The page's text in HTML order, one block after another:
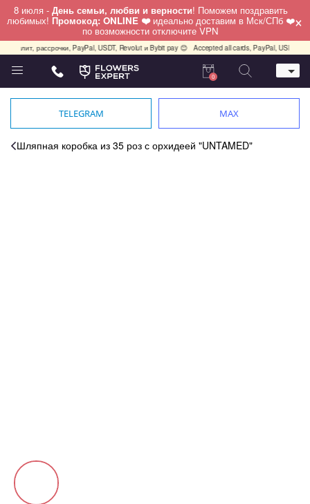
8 июля - День семьи, любви и верности! Поможем поздравить
любимых! Промокод: ONLINE ❤️ идеально доставим в Мск/СПб ❤️
по возможности отключите VPN ×
рассрочки, PayPal, USDT, Revolut и Bybit pay 😊 Accepted all cards, PayPal, USDT, Revolut
Телефон
+7 (495) 982-55-05
0
TELEGRAM MAX
Шляпная коробка из 35 роз с орхидеей "UNTAMED"